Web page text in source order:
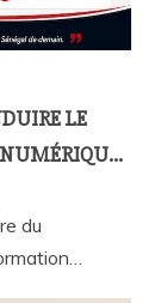
LE
NUMÉRIQUE
du